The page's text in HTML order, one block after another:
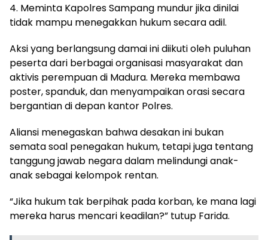
4. Meminta Kapolres Sampang mundur jika dinilai
tidak mampu menegakkan hukum secara adil.
Aksi yang berlangsung damai ini diikuti oleh puluhan
peserta dari berbagai organisasi masyarakat dan
aktivis perempuan di Madura. Mereka membawa
poster, spanduk, dan menyampaikan orasi secara
bergantian di depan kantor Polres.
Aliansi menegaskan bahwa desakan ini bukan
semata soal penegakan hukum, tetapi juga tentang
tanggung jawab negara dalam melindungi anak-
anak sebagai kelompok rentan.
“Jika hukum tak berpihak pada korban, ke mana lagi
mereka harus mencari keadilan?” tutup Farida.